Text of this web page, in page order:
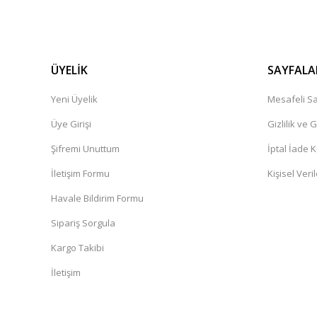
ÜYELİK
Yeni Üyelik
Üye Girişi
Şifremi Unuttum
İletişim Formu
Havale Bildirim Formu
Sipariş Sorgula
Kargo Takibi
İletişim
Mesafeli
Gizlilik ve
İptal İade
Kişisel